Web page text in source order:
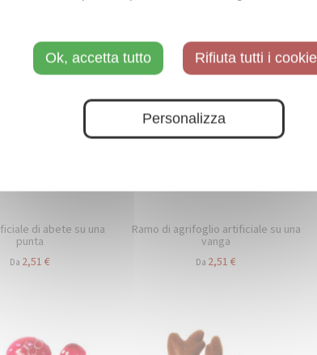
Ok, accetta tutto Rifiuta tutti i cookie
Personalizza
di abete su una
punta
Da 2,51 €
Ramo di agrifoglio artificiale su una
vanga
Da 2,51 €